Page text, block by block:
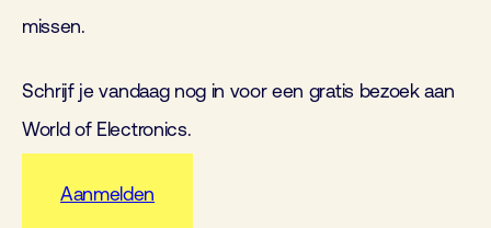
missen.
Schrijf je vandaag nog in voor een gratis bezoek aan
World of Electronics.
Aanmelden